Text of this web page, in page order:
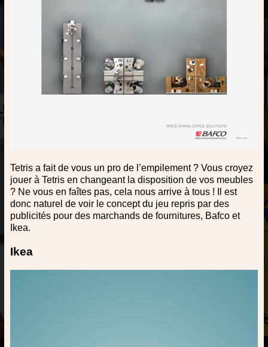
Tetris a fait de vous un pro de l’empilement ? Vous croyez
jouer à Tetris en changeant la disposition de vos meubles
? Ne vous en faîtes pas, cela nous arrive à tous ! Il est
donc naturel de voir le concept du jeu repris par des
publicités pour des marchands de fournitures, Bafco et
Ikea.
Ikea